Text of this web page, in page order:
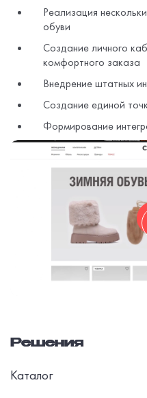
Реализация
обуви
Создание личного
комфортного заказа
Внедрение штатных
Создание единой
Формирование
Решения
Каталог